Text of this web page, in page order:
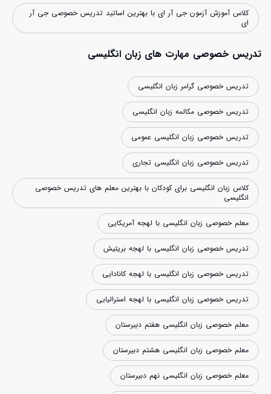
کلاس آموزش آزمون جی آر ای با بهترین اساتید تدریس خصوصی جی آر
ای
تدریس خصوصی مهارت های زبان انگلیسی
تدریس خصوصی گرامر زبان انگلیسی
تدریس خصوصی مکالمه زبان انگلیسی
تدریس خصوصی زبان انگلیسی عمومی
تدریس خصوصی زبان انگلیسی تجاری
کلاس زبان انگلیسی برای کودکان با بهترین معلم های تدریس خصوصی
انگلیسی
معلم خصوصی زبان انگلیسی با لهجه آمریکایی
تدریس خصوصی زبان انگلیسی با لهجه بریتیش
تدریس خصوصی زبان انگلیسی با لهجه کانادایی
تدریس خصوصی زبان انگلیسی با لهجه استرالیایی
معلم خصوصی زبان انگلیسی هفتم دبیرستان
معلم خصوصی زبان انگلیسی هشتم دبیرستان
معلم خصوصی زبان انگلیسی نهم دبیرستان